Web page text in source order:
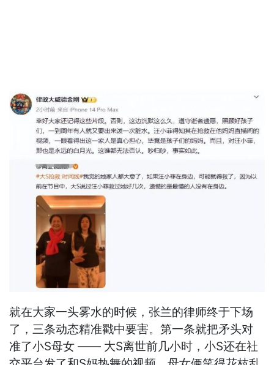
就在大家一头雾水的时候，张兰的律师终于下场
了，三条动态精准戳中要害。第一条就把矛头对
准了小S母女 —— 大S离世前几小时，小S还在社